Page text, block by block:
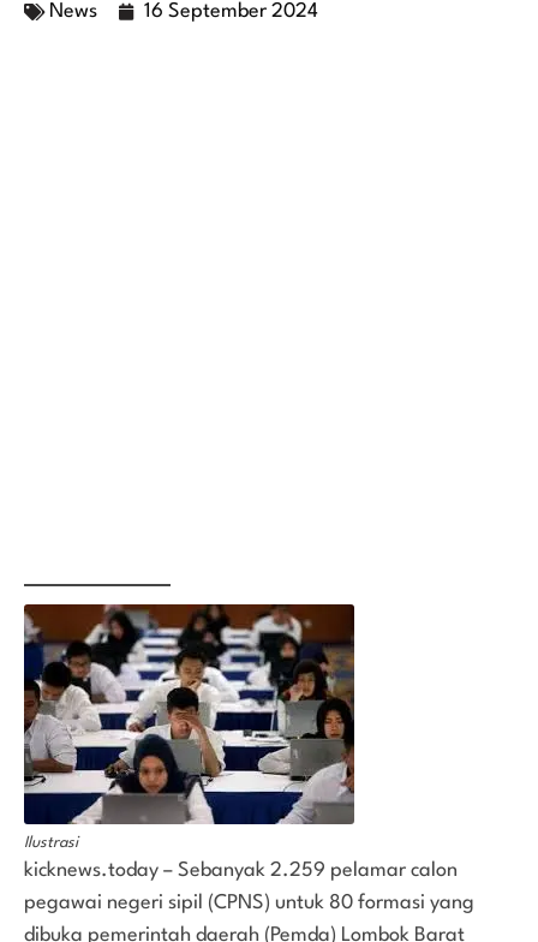
News 16 September 2024
Ilustrasi
kicknews.today – Sebanyak 2.259 pelamar calon
pegawai negeri sipil (CPNS) untuk 80 formasi yang
dibuka pemerintah daerah (Pemda) Lombok Barat